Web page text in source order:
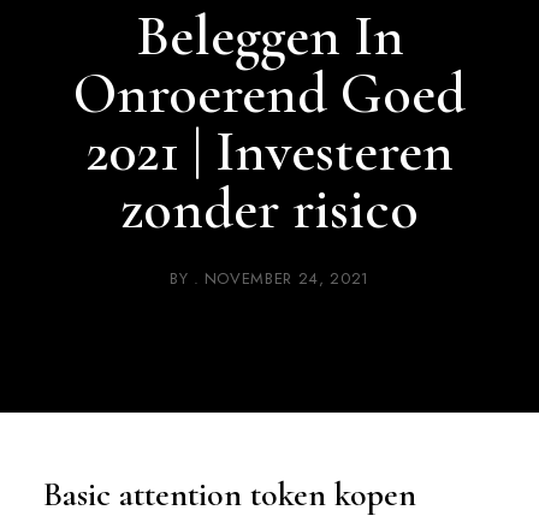
Beleggen In
Onroerend Goed
2021 | Investeren
zonder risico
BY NOVEMBER 24, 2021
Basic attention token kopen